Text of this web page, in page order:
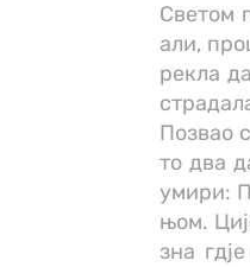
Светом
али,
рекла
Позвао
то два
умири:
њом.
зна